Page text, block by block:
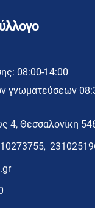
08:00-14:00
γνωματεύσεων
4, Θεσσαλονίκη
,